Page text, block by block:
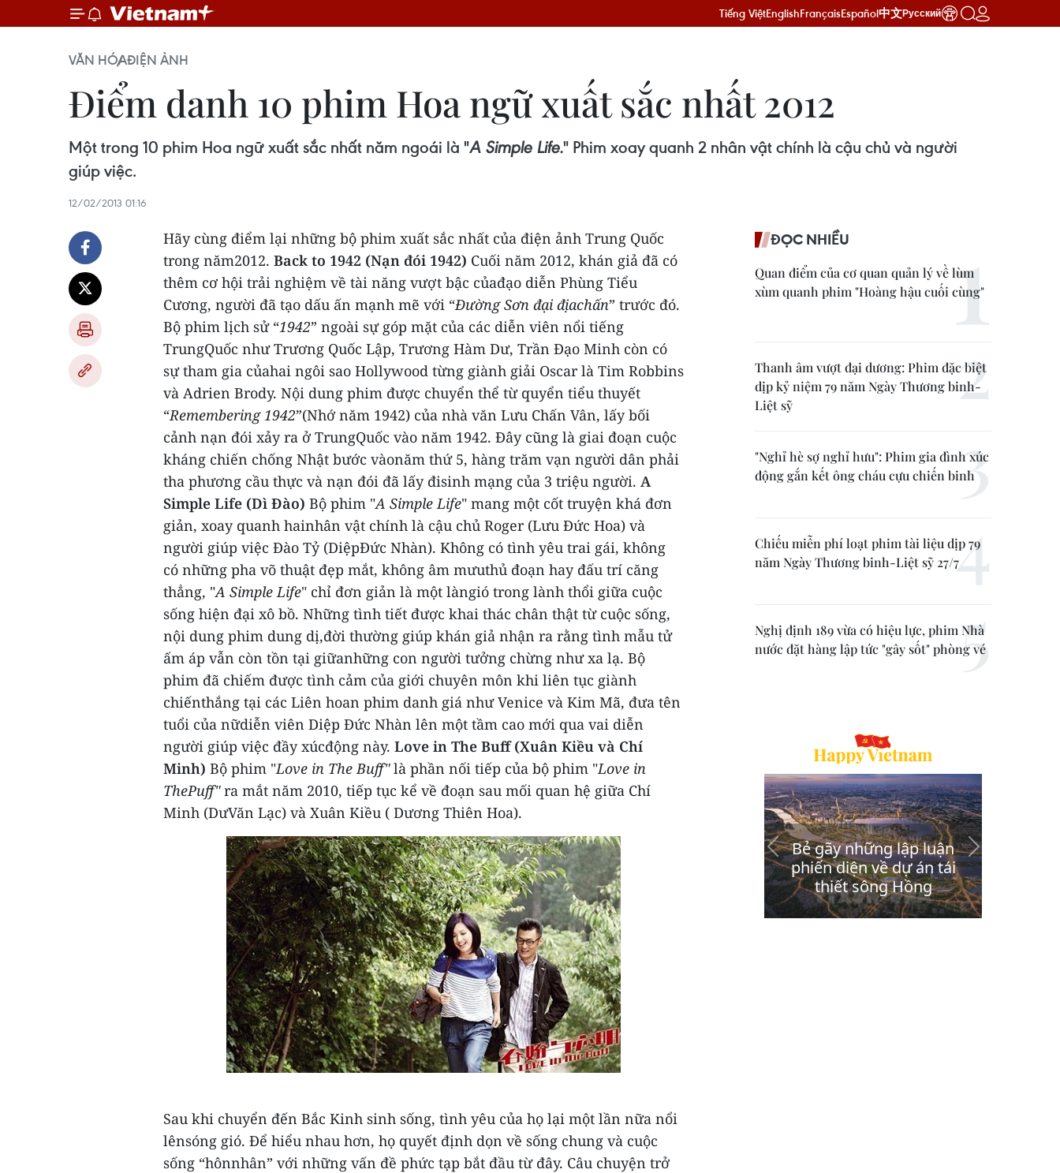
Tiếng ViệtEnglishFrançaisEspañol中文Русский
VĂN HÓAĐIỆN ẢNH
Điểm danh 10 phim Hoa ngữ xuất sắc nhất 2012
Một trong 10 phim Hoa ngữ xuất sắc nhất năm ngoái là "A Simple Life." Phim xoay quanh 2 nhân vật chính là cậu chủ và người
giúp việc.
12/02/2013 01:16
Hãy cùng điểm lại những bộ phim xuất sắc nhất của điện ảnh Trung Quốc
trong năm2012. Back to 1942 (Nạn đói 1942) Cuối năm 2012, khán giả đã có
thêm cơ hội trải nghiệm về tài năng vượt bậc củađạo diễn Phùng Tiểu
Cương, người đã tạo dấu ấn mạnh mẽ với “Đường Sơn đại địachấn” trước đó.
Bộ phim lịch sử “1942” ngoài sự góp mặt của các diễn viên nổi tiếng
TrungQuốc như Trương Quốc Lập, Trương Hàm Dư, Trần Đạo Minh còn có
sự tham gia củahai ngôi sao Hollywood từng giành giải Oscar là Tim Robbins
và Adrien Brody. Nội dung phim được chuyển thể từ quyển tiểu thuyết
“Remembering 1942”(Nhớ năm 1942) của nhà văn Lưu Chấn Vân, lấy bối
cảnh nạn đói xảy ra ở TrungQuốc vào năm 1942. Đây cũng là giai đoạn cuộc
kháng chiến chống Nhật bước vàonăm thứ 5, hàng trăm vạn người dân phải
tha phương cầu thực và nạn đói đã lấy đisinh mạng của 3 triệu người. A
Simple Life (Dì Đào) Bộ phim "A Simple Life" mang một cốt truyện khá đơn
giản, xoay quanh hainhân vật chính là cậu chủ Roger (Lưu Đức Hoa) và
người giúp việc Đào Tỷ (DiệpĐức Nhàn). Không có tình yêu trai gái, không
có những pha võ thuật đẹp mắt, không âm mưuthủ đoạn hay đấu trí căng
thẳng, "A Simple Life" chỉ đơn giản là một làngió trong lành thổi giữa cuộc
sống hiện đại xô bồ. Những tình tiết được khai thác chân thật từ cuộc sống,
nội dung phim dung dị,đời thường giúp khán giả nhận ra rằng tình mẫu tử
ấm áp vẫn còn tồn tại giữanhững con người tưởng chừng như xa lạ. Bộ
phim đã chiếm được tình cảm của giới chuyên môn khi liên tục giành
chiếnthắng tại các Liên hoan phim danh giá như Venice và Kim Mã, đưa tên
tuổi của nữdiễn viên Diệp Đức Nhàn lên một tầm cao mới qua vai diễn
người giúp việc đầy xúcđộng này. Love in The Buff (Xuân Kiều và Chí
Minh) Bộ phim "Love in The Buff"là phần nối tiếp của bộ phim "Love in
ThePuff"ra mắt năm 2010, tiếp tục kể về đoạn sau mối quan hệ giữa Chí
Minh (DưVăn Lạc) và Xuân Kiều ( Dương Thiên Hoa).
Sau khi chuyển đến Bắc Kinh sinh sống, tình yêu của họ lại một lần nữa nổi
lênsóng gió. Để hiểu nhau hơn, họ quyết định dọn về sống chung và cuộc
sống “hônnhân” với những vấn đề phức tạp bắt đầu từ đây. Câu chuyện trở
ĐỌC NHIỀU
Quan điểm của cơ quan quản lý về lùm
xùm quanh phim "Hoàng hậu cuối cùng"
Thanh âm vượt đại dương: Phim đặc biệt
dịp kỷ niệm 79 năm Ngày Thương binh-
Liệt sỹ
"Nghỉ hè sợ nghỉ hưu": Phim gia đình xúc
động gắn kết ông cháu cựu chiến binh
Chiếu miễn phí loạt phim tài liệu dịp 79
năm Ngày Thương binh-Liệt sỹ 27/7
Nghị định 189 vừa có hiệu lực, phim Nhà
nước đặt hàng lập tức "gây sốt" phòng vé